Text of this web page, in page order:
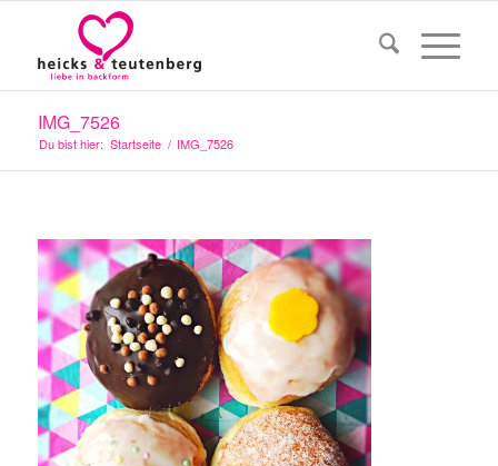
IMG_7526
Du bist hier: Startseite / IMG_7526